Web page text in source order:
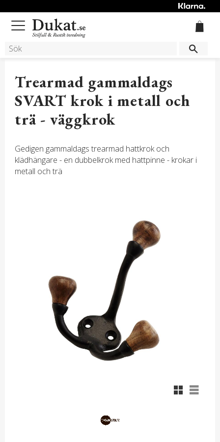
Meny
Trearmad gammaldags
SVART krok i metall och
trä - väggkrok
Gedigen gammaldags trearmad hattkrok och
klädhängare - en dubbelkrok med hattpinne - krokar i
metall och trä
Rutnätsvy
Listvy